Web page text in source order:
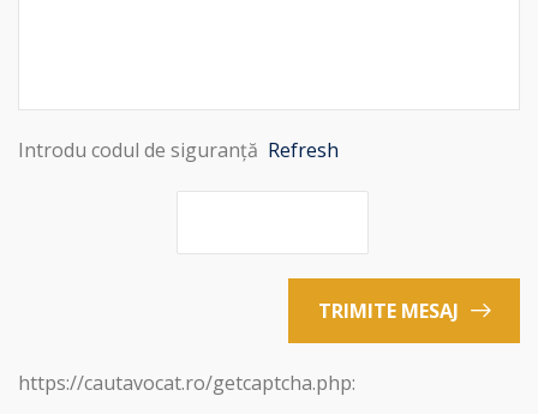
Introdu codul de siguranță Refresh
TRIMITE MESAJ
https://cautavocat.ro/getcaptcha.php: